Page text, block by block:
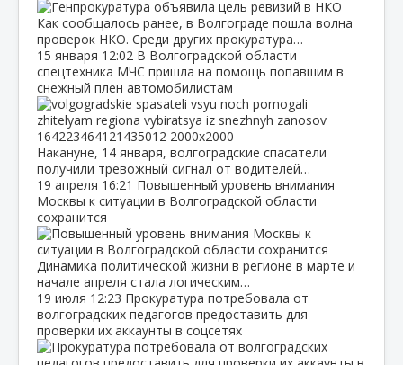
Как сообщалось ранее, в Волгограде пошла волна
проверок НКО. Среди других прокуратура…
15 января 12:02 В Волгоградской области
спецтехника МЧС пришла на помощь попавшим в
снежный плен автомобилистам
Накануне, 14 января, волгоградские спасатели
получили тревожный сигнал от водителей…
19 апреля 16:21 Повышенный уровень внимания
Москвы к ситуации в Волгоградской области
сохранится
Динамика политической жизни в регионе в марте и
начале апреля стала логическим…
19 июля 12:23 Прокуратура потребовала от
волгоградских педагогов предоставить для
проверки их аккаунты в соцсетях